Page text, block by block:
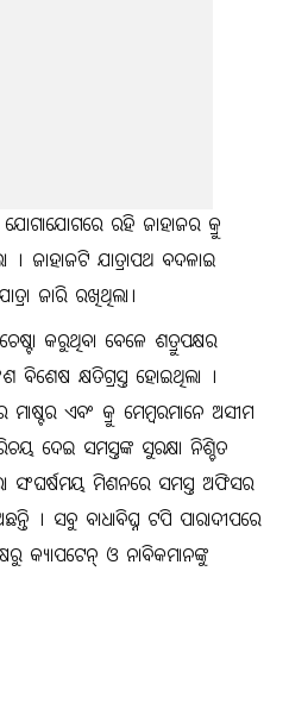
ରହି ଜାହାଜର କ୍ରୁ
। ଜାହାଜଟି ଯାତ୍ରାପଥ ବଦଳାଇ
ଜାରି ରଖିଥିଲା।
କରୁଥିବା ବେଳେ ଶତ୍ରୁପକ୍ଷର
ବିଶେଷ କ୍ଷତିଗ୍ରସ୍ତ ହୋଇଥିଲା ।
ଏବଂ କ୍ରୁ ମେମ୍ବରମାନେ ଅସୀମ
ଦେଇ ସମସ୍ତଙ୍କ ସୁରକ୍ଷା ନିଶ୍ଚିତ
ସଂଘର୍ଷମୟ ମିଶନରେ ସମସ୍ତ ଅଫିସର
। ସବୁ ବାଧାବିଘ୍ନ ଟପି ପାରାଦୀପରେ
କ୍ୟାପଟେନ୍ ଓ ନାବିକମାନଙ୍କୁ